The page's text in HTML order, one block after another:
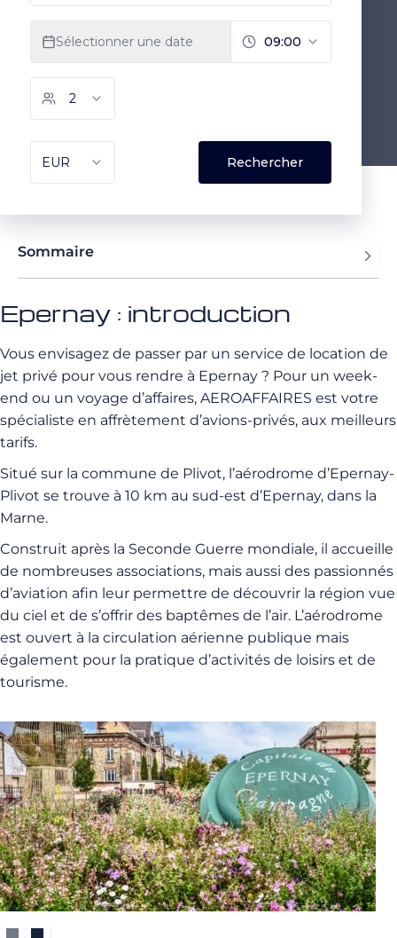
Sommaire
Epernay : introduction
Vous envisagez de passer par un service de location de
jet privé pour vous rendre à Epernay ? Pour un week-
end ou un voyage d’affaires, AEROAFFAIRES est votre
spécialiste en affrètement d’avions-privés, aux meilleurs
tarifs.
Situé sur la commune de Plivot, l’aérodrome d’Epernay-
Plivot se trouve à 10 km au sud-est d’Epernay, dans la
Marne.
Construit après la Seconde Guerre mondiale, il accueille
de nombreuses associations, mais aussi des passionnés
d’aviation afin leur permettre de découvrir la région vue
du ciel et de s’offrir des baptêmes de l’air. L’aérodrome
est ouvert à la circulation aérienne publique mais
également pour la pratique d’activités de loisirs et de
tourisme.